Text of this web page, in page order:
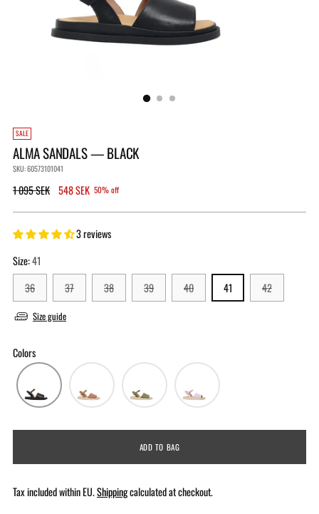
SALE
ALMA SANDALS — BLACK
SKU: 60573101041
Regular
1 095 SEK 548 SEK 50% off
3 reviews
Size:41
36
37 38 39 40 41 42
Size guide
Colors
ADD TO BAG
Tax included within EU.Shippingcalculated at checkout.